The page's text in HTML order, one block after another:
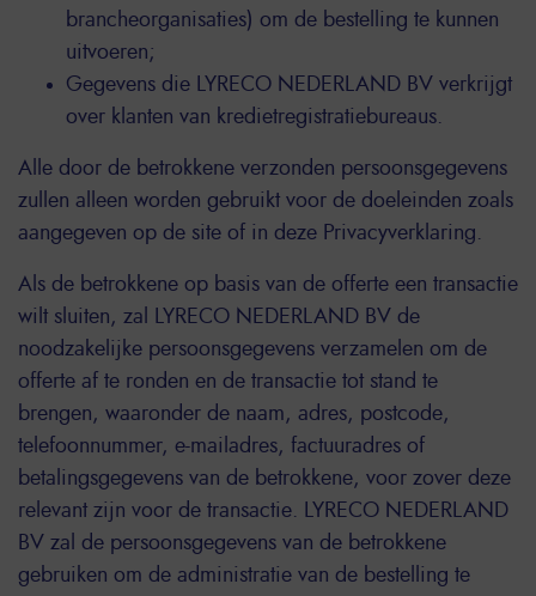
brancheorganisaties) om de bestelling te kunnen
uitvoeren;
Gegevens die LYRECO NEDERLAND BV verkrijgt
over klanten van kredietregistratiebureaus.
Alle door de betrokkene verzonden persoonsgegevens
zullen alleen worden gebruikt voor de doeleinden zoals
aangegeven op de site of in deze Privacyverklaring.
Als de betrokkene op basis van de offerte een transactie
wilt sluiten, zal LYRECO NEDERLAND BV de
noodzakelijke persoonsgegevens verzamelen om de
offerte af te ronden en de transactie tot stand te
brengen, waaronder de naam, adres, postcode,
telefoonnummer, e-mailadres, factuuradres of
betalingsgegevens van de betrokkene, voor zover deze
relevant zijn voor de transactie. LYRECO NEDERLAND
BV zal de persoonsgegevens van de betrokkene
gebruiken om de administratie van de bestelling te